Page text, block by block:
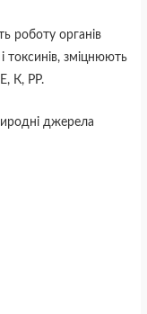
роботу органів
токсинів, зміцнюють
К, РР.
джерела